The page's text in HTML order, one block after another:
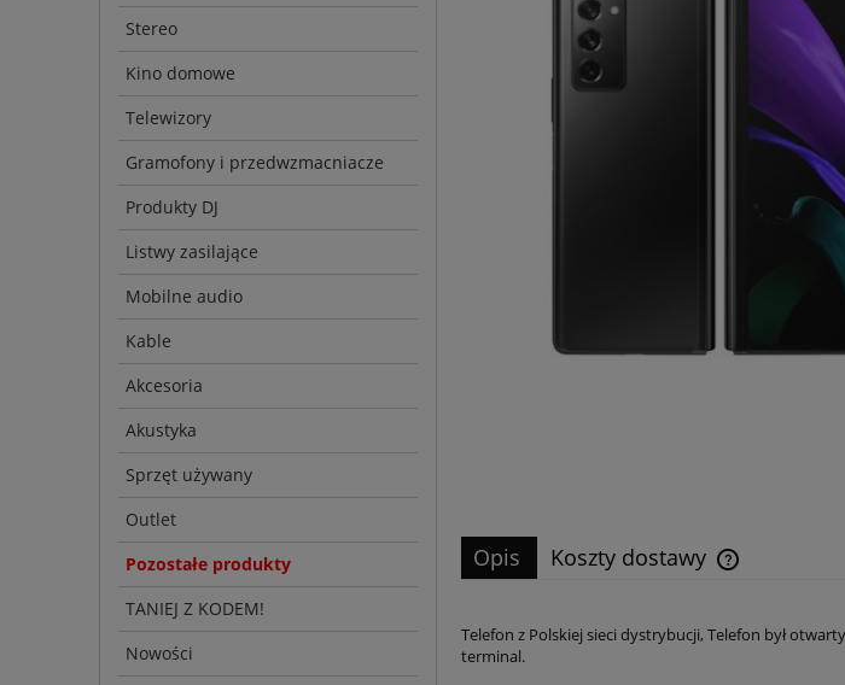
Stereo
Kino domowe
Telewizory
Gramofony i przedwzmacniacze
Produkty DJ
Listwy zasilające
Mobilne audio
Kable
Akcesoria
Akustyka
Sprzęt używany
Outlet
Pozostałe produkty
TANIEJ Z KODEM!
Nowości
Opis Koszty dostawy
płatności
Telefon z Polskiej sieci dystrybucji, Telefon był
terminal.